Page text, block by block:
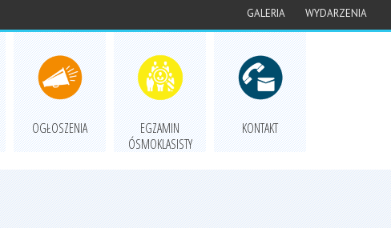
GALERIA WYDARZENIA
OGŁOSZENIA
EGZAMIN
ÓSMOKLASISTY
KONTAKT